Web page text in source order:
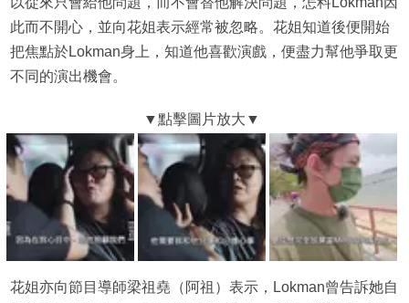
此而不開心，並向花姐表示經常被忽略。花姐知道後便開始
把焦點於Lokman身上，知道他喜歡演戲，便盡力幫他爭取更
不同的演出機會。
花姐亦向節目導師梁祖堯（阿祖）表示，Lokman曾告訴她自